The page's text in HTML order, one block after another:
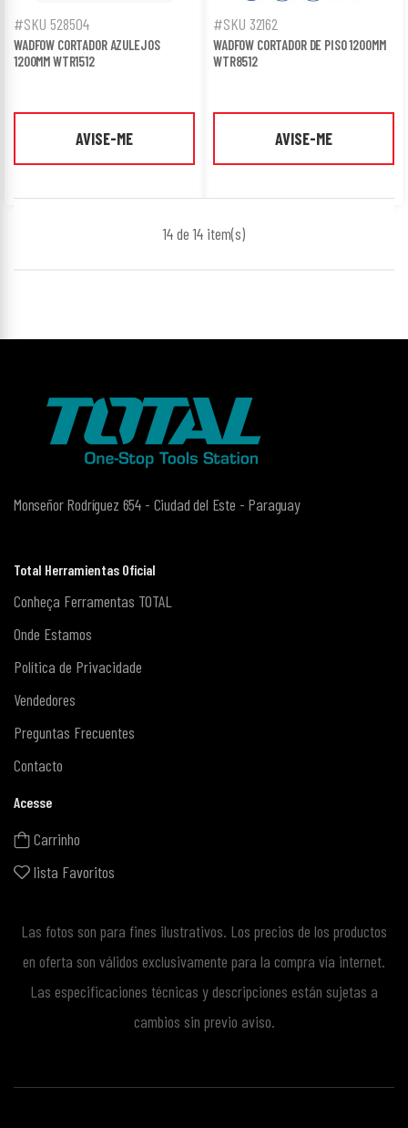
#SKU 528504
WADFOW CORTADOR AZULEJOS
1200MM WTR1512
AVISE-ME
#SKU 32162
WADFOW CORTADOR DE PISO 1200MM
WTR8512
AVISE-ME
14 de 14 item(s)
Monseñor Rodríguez 654 - Ciudad del Este - Paraguay
Total Herramientas Oficial
Conheça Ferramentas TOTAL
Onde Estamos
Política de Privacidade
Vendedores
Preguntas Frecuentes
Contacto
Acesse
Carrinho
lista Favoritos
Las fotos son para fines ilustrativos. Los precios de los productos
en oferta son válidos exclusivamente para la compra vía internet.
Las especificaciones técnicas y descripciones están sujetas a
cambios sin previo aviso.